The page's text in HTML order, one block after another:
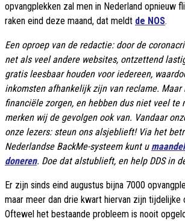
opvangplekken zal men in Nederland opnieuw
raken eind deze maand, dat meldt de NOS.
Een oproep van de redactie: door de
net als veel andere websites, ontzettend
gratis leesbaar houden voor iedereen,
inkomsten afhankelijk zijn van reclame. Maar
financiële zorgen, en hebben dus niet veel te
merken wij de gevolgen ook van. Vandaar
onze lezers: steun ons alsjeblieft! Via het
Nederlandse BackMe-systeem kunt u
doneren. Doe dat alstublieft, en help DDS in
Er zijn sinds eind augustus bijna 7000
maar meer dan drie kwart hiervan zijn tijdelijke
Oftewel het bestaande probleem is nooit